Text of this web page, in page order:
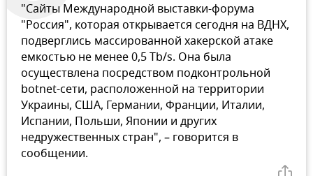
"Сайты Международной выставки-форума
"Россия", которая открывается сегодня на ВДНХ,
подверглись массированной хакерской атаке
емкостью не менее 0,5 Tb/s. Она была
осуществлена посредством подконтрольной
botnet-сети, расположенной на территории
Украины, США, Германии, Франции, Италии,
Испании, Польши, Японии и других
недружественных стран", – говорится в
сообщении.